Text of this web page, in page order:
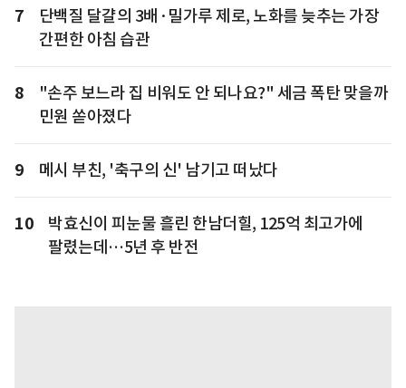
7
단백질 달걀의 3배·밀가루 제로, 노화를 늦추는 가장
간편한 아침 습관
8
"손주 보느라 집 비워도 안 되나요?" 세금 폭탄 맞을까
민원 쏟아졌다
9 메시 부친, '축구의 신' 남기고 떠났다
10
박효신이 피눈물 흘린 한남더힐, 125억 최고가에
팔렸는데…5년 후 반전